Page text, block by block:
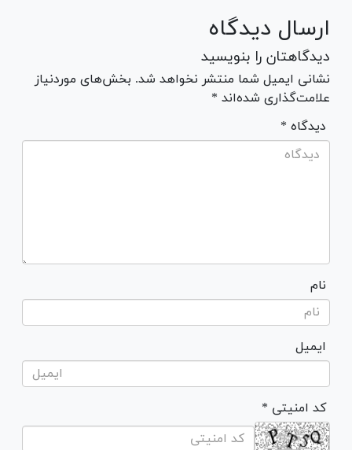
ارسال دیدگاه
دیدگاهتان را بنویسید
نشانی ایمیل شما منتشر نخواهد شد. بخش‌های موردنیاز
علامت‌گذاری شده‌اند *
* دیدگاه
نام
ایمیل
* کد امنیتی